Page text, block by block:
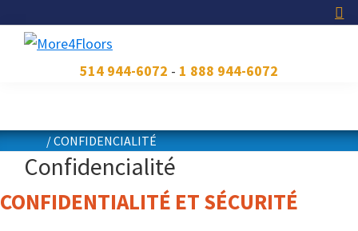
More4Floors
planchers
514 944-6072 - 1 888 944-6072
/CONFIDENCIALITÉ
Confidencialité
CONFIDENTIALITÉ ET SÉCURITÉ